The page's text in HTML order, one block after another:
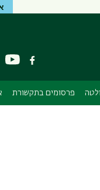
פרסומים בתקשורת